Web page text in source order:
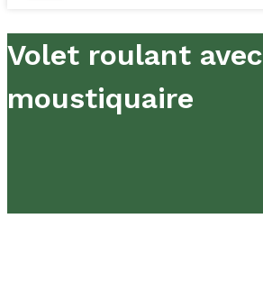
Volet roulant avec
moustiquaire